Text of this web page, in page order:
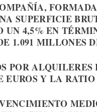
SUPERFICIE
UN 4,5% EN
1.091 MILLONES
POR
EUROS Y LA